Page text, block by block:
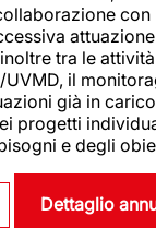
con
tra le
il
già in
progetti
e degli
Dettaglio